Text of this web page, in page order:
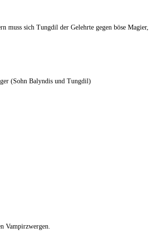
muss sich Tungdil der Gelehrte gegen böse Magier,
(Sohn Balyndis und Tungdil)
Vampirzwergen.